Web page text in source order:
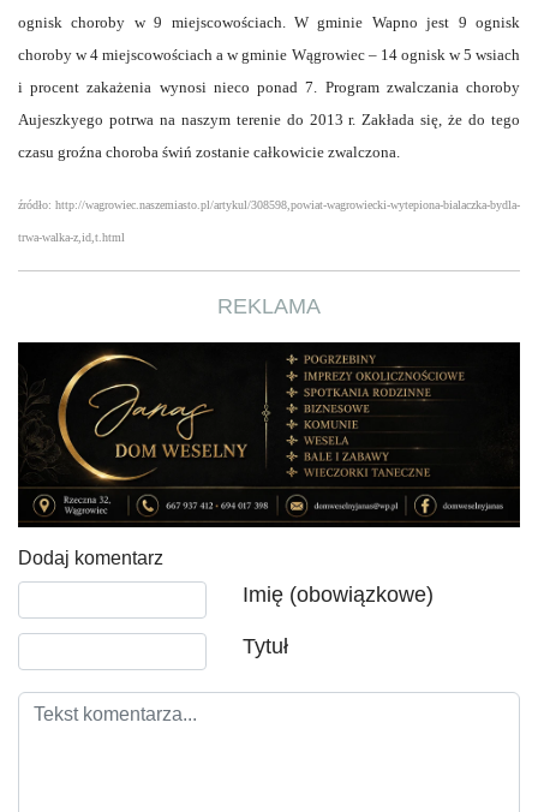
ognisk choroby w 9 miejscowościach. W gminie Wapno jest 9 ognisk
choroby w 4 miejscowościach a w gminie Wągrowiec – 14 ognisk w 5 wsiach
i procent zakażenia wynosi nieco ponad 7. Program zwalczania choroby
Aujeszkyego potrwa na naszym terenie do 2013 r. Zakłada się, że do tego
czasu groźna choroba świń zostanie całkowicie zwalczona.
źródło: http://wagrowiec.naszemiasto.pl/artykul/308598,powiat-wagrowiecki-wytepiona-bialaczka-bydla-
trwa-walka-z,id,t.html
REKLAMA
Dodaj komentarz
Imię (obowiązkowe)
Tytuł
Tekst komentarza